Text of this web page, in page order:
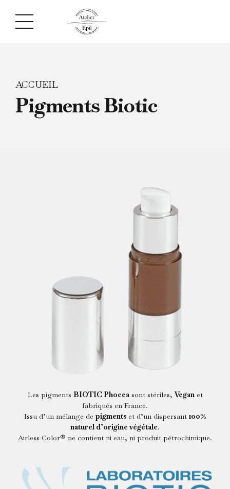
ACCUEIL
Pigments Biotic
Les pigments BIOTIC Phoceasont stériles,Veganet
fabriqués en France.
Issu d’un mélange de pigments et d’un dispersant 100%
naturel d’origine végétale.
Airless Color® ne contient ni eau, ni produit pétrochimique.